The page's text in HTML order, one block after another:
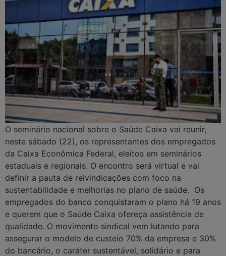
O seminário nacional sobre o Saúde Caixa vai reunir,
neste sábado (22), os representantes dos empregados
da Caixa Econômica Federal, eleitos em seminários
estaduais e regionais. O encontro será virtual e vai
definir a pauta de reivindicações com foco na
sustentabilidade e melhorias no plano de saúde. Os
empregados do banco conquistaram o plano há 19 anos
e querem que o Saúde Caixa ofereça assistência de
qualidade. O movimento sindical vem lutando para
assegurar o modelo de custeio 70% da empresa e 30%
do bancário, o caráter sustentável, solidário e para